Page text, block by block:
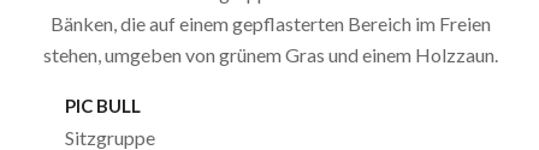
PIC BULL
Sitzgruppe